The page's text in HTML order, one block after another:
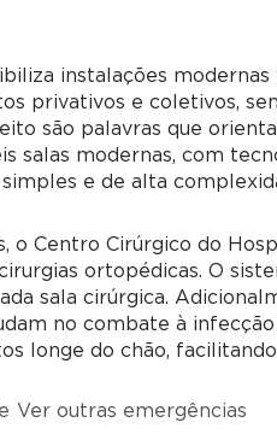
instalações
privativos e coletivos,
são palavras que
salas modernas, com
e de alta
o Centro Cirúrgico do
ortopédicas. O
sala cirúrgica.
no combate à
longe do chão,
Ver outras emergências